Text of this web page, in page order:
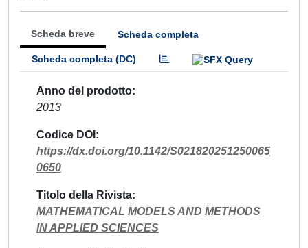
Scheda breve Scheda completa
Scheda completa (DC)
Anno del prodotto
2013
Codice DOI
https://dx.doi.org/10.1142/S021820251250065
0650
Titolo della Rivista
MATHEMATICAL MODELS AND METHODS
IN APPLIED SCIENCES